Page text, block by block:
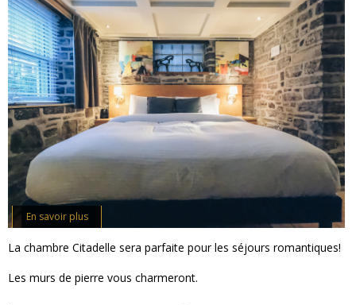
En savoir plus
La chambre Citadelle sera parfaite pour les séjours romantiques!
Les murs de pierre vous charmeront.